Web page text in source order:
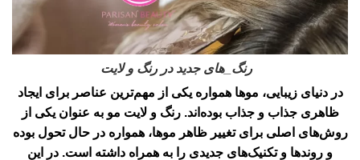
رنگ_های جدید در رنگ و لایت
در دنیای زیبایی، موها همواره یکی از مهم‌ترین عناصر برای ایجاد
ظاهری جذاب و جذاب بوده‌اند.رنگ و لایت مو به عنوان یکی از
روش‌های اصلی برای تغییر ظاهر موها، همواره در حال تحول بوده
و روندها و تکنیک‌های جدیدی را به همراه داشته است. در این